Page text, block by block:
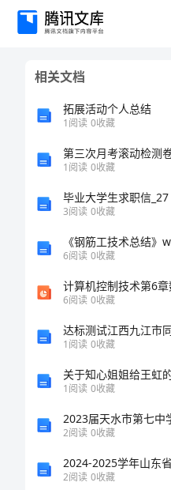
对
相关文档
拓展活动个人总结
1阅读 0收藏
1阅读 0收藏
毕业大学生求职信_27
3阅读 0收藏
6阅读 0收藏
6阅读 0收藏
1阅读 0收藏
1阅读 0收藏
2阅读 0收藏
2阅读 0收藏